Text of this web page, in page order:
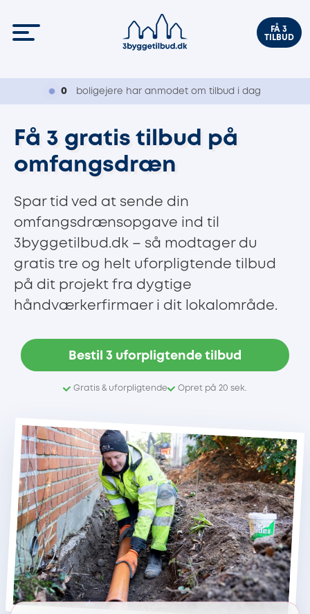
FÅ 3
TILBUD
0 boligejere har anmodet om tilbud i dag
Få 3 gratis tilbud på
omfangsdræn
Spar tid ved at sende din
omfangsdrænsopgave ind til
3byggetilbud.dk – så modtager du
gratis tre og helt uforpligtende tilbud
på dit projekt fra dygtige
håndværkerfirmaer i dit lokalområde.
Bestil 3 uforpligtende tilbud
Gratis & uforpligtende Opret på 20 sek.